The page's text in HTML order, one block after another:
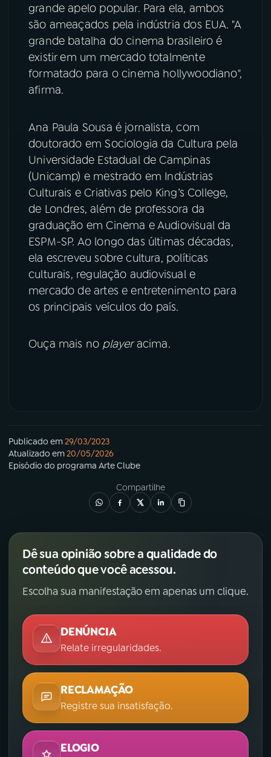
grande apelo popular. Para ela, ambos
são ameaçados pela indústria dos EUA. "A
grande batalha do cinema brasileiro é
existir em um mercado totalmente
formatado para o cinema hollywoodiano",
afirma.
Ana Paula Sousa é jornalista, com
doutorado em Sociologia da Cultura pela
Universidade Estadual de Campinas
(Unicamp) e mestrado em Indústrias
Culturais e Criativas pelo King’s College,
de Londres, além de professora da
graduação em Cinema e Audiovisual da
ESPM-SP. Ao longo das últimas décadas,
ela escreveu sobre cultura, políticas
culturais, regulação audiovisual e
mercado de artes e entretenimento para
os principais veículos do país.
Ouça mais no playeracima.
Publicado em29/03/2023
Atualizado em20/05/2026
Episódio do programa Arte Clube
Compartilhe
Dê sua opinião sobre a qualidade do
conteúdo que você acessou.
Escolha sua manifestação em apenas um clique.
DENÚNCIA
Relate irregularidades.
RECLAMAÇÃO
Registre sua insatisfação.
ELOGIO